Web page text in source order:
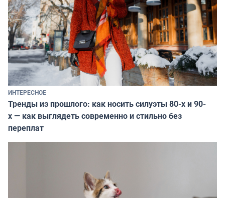
ИНТЕРЕСНОЕ
Тренды из прошлого: как носить силуэты 80-х и 90-
х — как выглядеть современно и стильно без
переплат